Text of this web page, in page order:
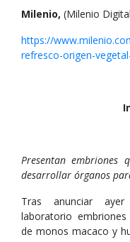
Milenio, (Milenio
https://
refresco-origen-
Presentan embriones
desarrollar órganos
Tras anunciar
laboratorio
de monos macaco y